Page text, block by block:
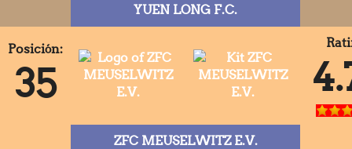
YUEN LONG F.C.
Posición:
35
ZFC MEUSELWITZ E.V.